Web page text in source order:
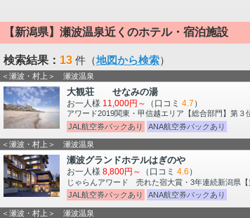
【新潟県】瀬波温泉近くのホテル・宿泊施設
検索結果： 13 件（地図から検索）
＜瀬波・村上＞ 瀬波温泉
大観荘 せなみの湯
お一人様 11,000円～ （口コミ 4.7 ）
アワード2019関東・甲信越エリア【総合部門】第
JAL航空券パックあり
ANA航空券パックあり
＜瀬波・村上＞ 瀬波温泉
瀬波グランドホテルはぎのや
お一人様 8,800円～ （口コミ 4.6 ）
じゃらんアワード 売れた宿大賞・3年連続新潟県
JAL航空券パックあり
ANA航空券パックあり
＜瀬波・村上＞ 瀬波温泉